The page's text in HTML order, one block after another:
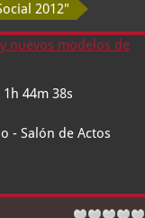
2012"
1h 44m 38s
- Salón de Actos